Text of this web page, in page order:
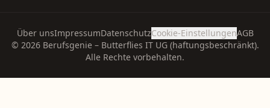
Über unsImpressumDatenschutzCookie-EinstellungenAGB
© 2026Berufsgenie – Butterflies IT UG (haftungsbeschränkt).
Alle Rechte vorbehalten.